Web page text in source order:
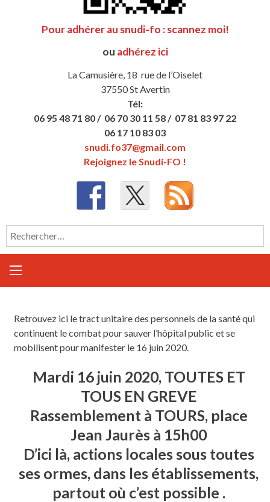
Pour adhérer au snudi-fo : scannez moi!
ou adhérez ici
La Camusière, 18 rue de l’Oiselet
37550 St Avertin
Tél:
06 95 48 71 80 / 06 70 30 11 58 / 07 81 83 97 22
06 17 10 83 03
snudi.fo37@gmail.com
Rejoignez le Snudi-FO !
Rechercher :
Retrouvez ici le tract unitaire des personnels de la santé qui
continuent le combat pour sauver l’hôpital public et se
mobilisent pour manifester le 16 juin 2020.
Mardi 16 juin 2020, TOUTES ET
TOUS EN GREVE
Rassemblement à TOURS, place
Jean Jaurès à 15h00
D’ici là, actions locales sous toutes
ses ormes, dans les établissements,
partout où c’est possible .